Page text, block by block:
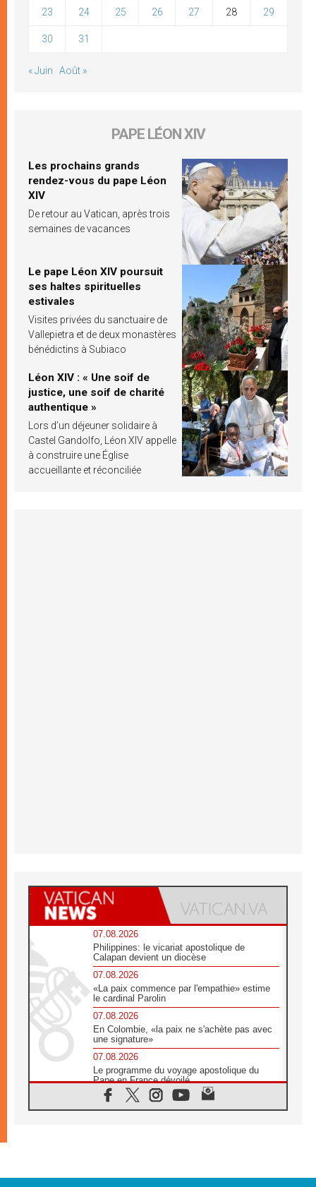
23 24 25 26 27 28 29
30 31
« Juin Août »
PAPE LÉON XIV
Les prochains grands
rendez-vous du pape Léon
XIV
De retour au Vatican, après trois
semaines de vacances
Le pape Léon XIV poursuit
ses haltes spirituelles
estivales
Visites privées du sanctuaire de
Vallepietra et de deux monastères
bénédictins à Subiaco
Léon XIV : « Une soif de
justice, une soif de charité
authentique »
Lors d’un déjeuner solidaire à
Castel Gandolfo, Léon XIV appelle
à construire une Église
accueillante et réconciliée
07.08.2026
Philippines: le vicariat apostolique de
Calapan devient un diocèse
07.08.2026
«La paix commence par l'empathie» estime
le cardinal Parolin
07.08.2026
En Colombie, «la paix ne s'achète pas avec
une signature»
07.08.2026
Le programme du voyage apostolique du
Pape en France dévoilé
07.08.2026
1ère Conférence continentale sur l'éducation
07.08.2026